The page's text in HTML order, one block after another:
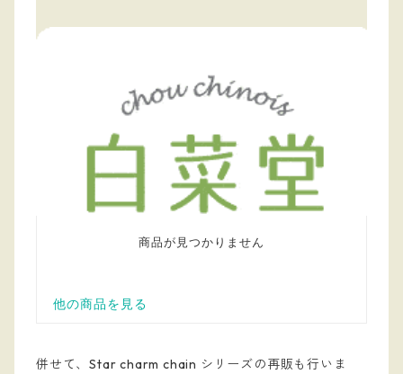
併せて、Star charm chain シリーズの再販も行いま